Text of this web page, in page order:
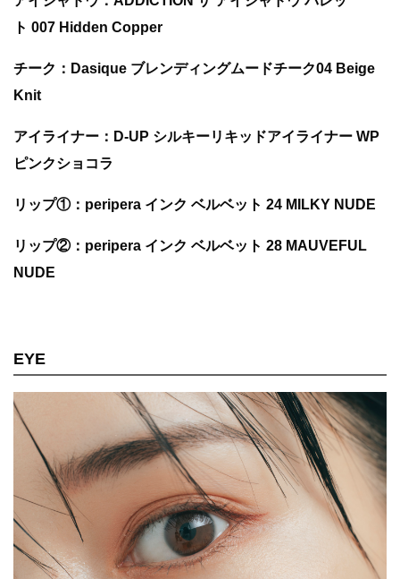
ト 007 Hidden Copper
チーク： Dasique ブレンディングムードチーク04 Beige
Knit
アイライナー：D-UP シルキーリキッドアイライナー WP
ピンクショコラ
リップ①：peripera インク ベルベット 24 MILKY NUDE
リップ②：peripera インク ベルベット 28 MAUVEFUL
NUDE
EYE